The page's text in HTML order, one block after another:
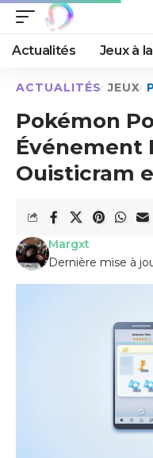
Actualités Jeux à
ACTUALITÉS JEUX
Pokémon
Événement
Ouisticram
Dernière mise à
Margxt